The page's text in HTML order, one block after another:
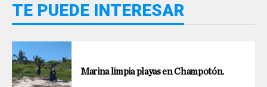
TE PUEDE INTERESAR
Marina limpia playas en Champotón.